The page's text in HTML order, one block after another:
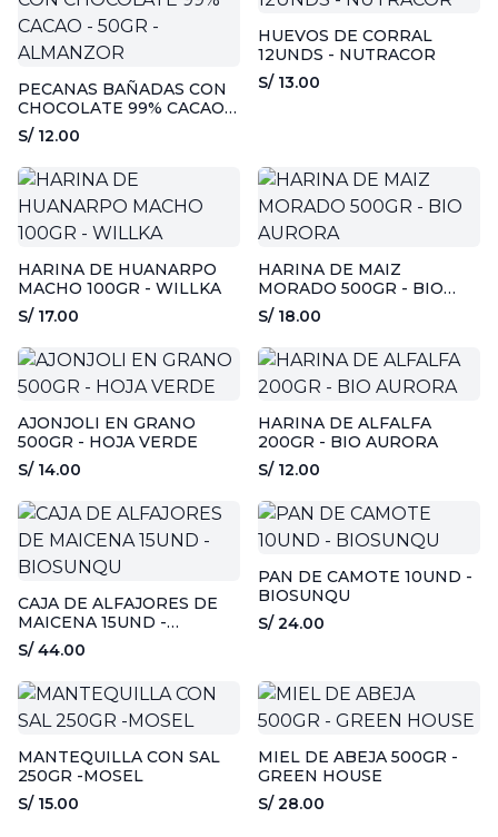
PECANAS BAÑADAS CON
CHOCOLATE 99% CACAO -
50GR - ALMANZOR
S/ 12.00
HUEVOS DE CORRAL
12UNDS - NUTRACOR
S/ 13.00
HARINA DE HUANARPO
MACHO 100GR - WILLKA
S/ 17.00
HARINA DE MAIZ
MORADO 500GR - BIO
AURORA
S/ 18.00
AJONJOLI EN GRANO
500GR - HOJA VERDE
S/ 14.00
HARINA DE ALFALFA
200GR - BIO AURORA
S/ 12.00
CAJA DE ALFAJORES DE
MAICENA 15UND -
BIOSUNQU
S/ 44.00
PAN DE CAMOTE 10UND -
BIOSUNQU
S/ 24.00
MANTEQUILLA CON SAL
250GR -MOSEL
S/ 15.00
MIEL DE ABEJA 500GR -
GREEN HOUSE
S/ 28.00